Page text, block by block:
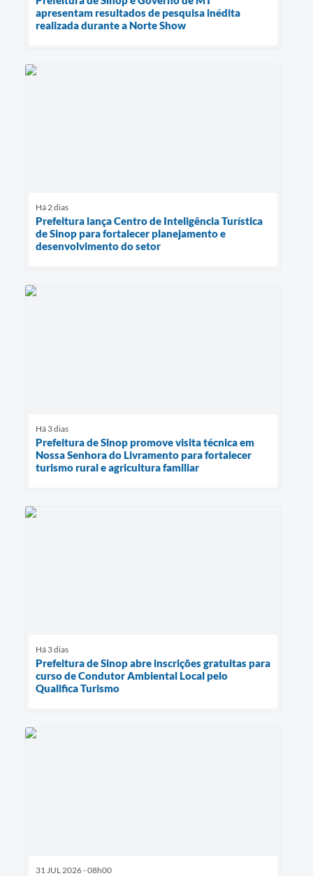
apresentam resultados de pesquisa inédita
realizada durante a Norte Show
Há 2 dias
Prefeitura lança Centro de Inteligência Turística
de Sinop para fortalecer planejamento e
desenvolvimento do setor
Há 3 dias
Prefeitura de Sinop promove visita técnica em
Nossa Senhora do Livramento para fortalecer
turismo rural e agricultura familiar
Há 3 dias
Prefeitura de Sinop abre inscrições gratuitas para
curso de Condutor Ambiental Local pelo
Qualifica Turismo
31 JUL 2026 - 08h00